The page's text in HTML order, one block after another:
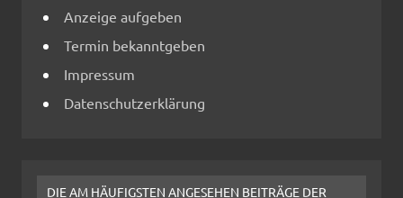
Anzeige aufgeben
Termin bekanntgeben
Impressum
Datenschutzerklärung
DIE AM HÄUFIGSTEN ANGESEHEN BEITRÄGE DER